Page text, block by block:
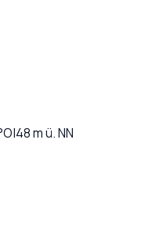
|48m ü. NN